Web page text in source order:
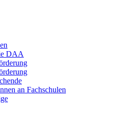
DAA
an Fachschulen